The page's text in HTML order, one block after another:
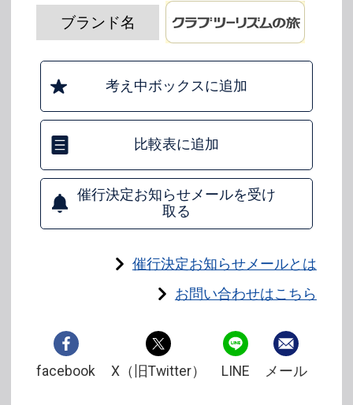
ブランド名
考え中ボックスに追加
比較表に追加
催行決定お知らせメールを受け
取る
催行決定お知らせメールとは
お問い合わせはこちら
facebook X（旧Twitter） LINE メール